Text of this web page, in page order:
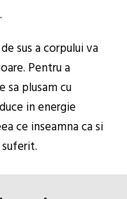
sus a corpului va
Pentru a
sa plusam cu
in energie
ce inseamna ca si